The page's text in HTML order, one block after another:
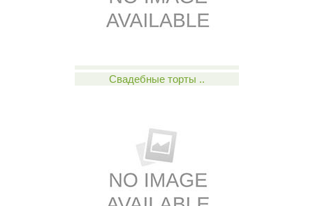
Свадебные торты ..